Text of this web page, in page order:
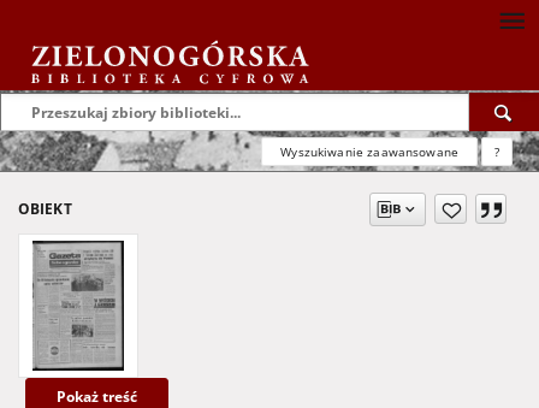
Wyszukiwanie zaawansowane ?
OBIEKT
Pokaż treść